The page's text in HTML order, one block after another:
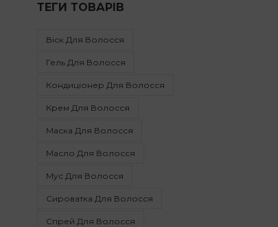
ТЕГИ ТОВАРІВ
Віск Для Волосся
Гель Для Волосся
Кондиціонер Для Волосся
Крем Для Волосся
Маска Для Волосся
Масло Для Волосся
Мус Для Волосся
Сироватка Для Волосся
Спрей Для Волосся